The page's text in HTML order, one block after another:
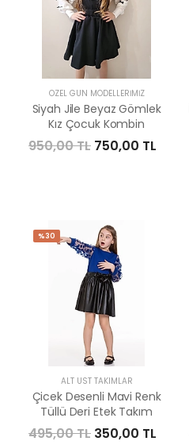
ÖZEL GÜN MODELLERIMIZ
Siyah Jile Beyaz Gömlek
Kız Çocuk Kombin
950,00 TL 750,00 TL
%30
ALT ÜST TAKIMLAR
Çicek Desenli Mavi Renk
Tüllü Deri Etek Takım
495,00 TL 350,00 TL